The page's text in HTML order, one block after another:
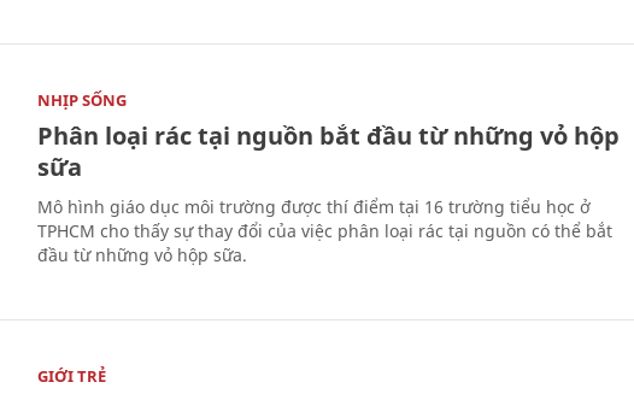
NHỊP SỐNG
Phân loại rác tại nguồn bắt đầu từ những vỏ hộp
sữa
Mô hình giáo dục môi trường được thí điểm tại 16 trường tiểu học ở
TPHCM cho thấy sự thay đổi của việc phân loại rác tại nguồn có thể bắt
đầu từ những vỏ hộp sữa.
GIỚI TRẺ